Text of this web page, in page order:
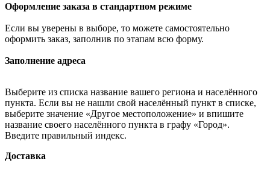
Оформление заказа в стандартном режиме
Если вы уверены в выборе, то можете самостоятельно
оформить заказ, заполнив по этапам всю форму.
Заполнение адреса
Выберите из списка название вашего региона и населённого
пункта. Если вы не нашли свой населённый пункт в списке,
выберите значение «Другое местоположение» и впишите
название своего населённого пункта в графу «Город».
Введите правильный индекс.
Доставка